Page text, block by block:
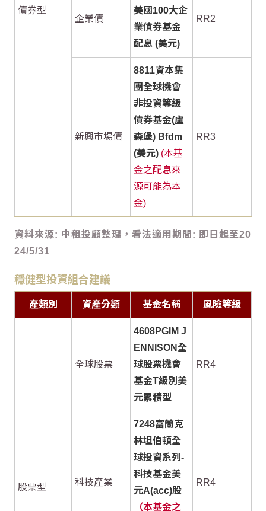
債券型
企業債
美國100大企
業債券基金
配息 (美元)
RR2
新興市場債
8811資本集
團全球機會
非投資等級
債券基金(盧
森堡) Bfdm
(美元) (本基
金之配息來
源可能為本
金)
RR3
資料來源: 中租投顧整理，看法適用期間: 即日起至20
24/5/31
穩健型投資組合建議
產類別 資產分類 基金名稱 風險等級
股票型
全球股票
4608PGIM J
ENNISON全
球股票機會
基金T級別美
元累積型
RR4
科技產業
7248富蘭克
林坦伯頓全
球投資系列-
科技基金美
元A(acc)股
（本基金之
RR4